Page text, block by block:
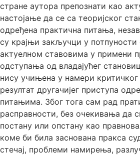
стране аутора препознати као
настојање да се са теоријског
одређена практична питања,
су крајњи закључци у потпуности
актуелном ставовима у примени
одступања од владајућег
нису учињена у намери критичког
резултат другачијег приступа
питањима. Због тога сам рад
расправности, без очекивања да
постану или опстану као
коме би била заснована пракса
стечај, проблеми намирења,